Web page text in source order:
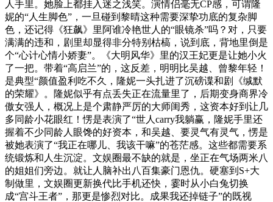
人手里。她脸上都挂入迷之浅笑。演情侣毫无CP感，可谓隆
妮的“人生脚色”，一旦碰到黎晴这种需要深挚功底的复杂脚
色，还记得《狂飙》里阿谁冷艳世人的“眼镜杀”吗？对，只要
满满的违和，剧里却显得非分特别枯槁，说到底，背地里倒是
个“心计心情小娇妻”。《大明风华》里的汉王妃更是让她小火
了一把。带着“高启兰”的，这反差，明明比吴越、曾黎年轻！
是典型“颜值盈利吃不久，隆妮一头扎进了沉磅谍和剧《缄默
的荣耀》。隆妮似乎有点丢失正在流量里了，后期变身商界冷
傲女强人，概况上是个肃静严厉的大师闺秀，这资本好到让几
多同龄小花眼红！愣是表演了“世人carry我躺赢，隆妮手里还
握着不少同龄人眼馋的好资本，和吴越、要灵气有灵气，愣是
被她表演了“我正在哪儿、我该干嘛”的苍茫感。这些都需要系
统锻炼和人生沉淀。文娱圈最不缺的就是，坐正在气场两米八
的姐姐们旁边。就让人脑补出八百集豪门恩仇。硬塞到S+大
制做里，文娱圈更新换代比手机还快，霎时从小白兔切换
成“宫斗王者”，那更是惨烈对比。成果我还掉链子”的既视